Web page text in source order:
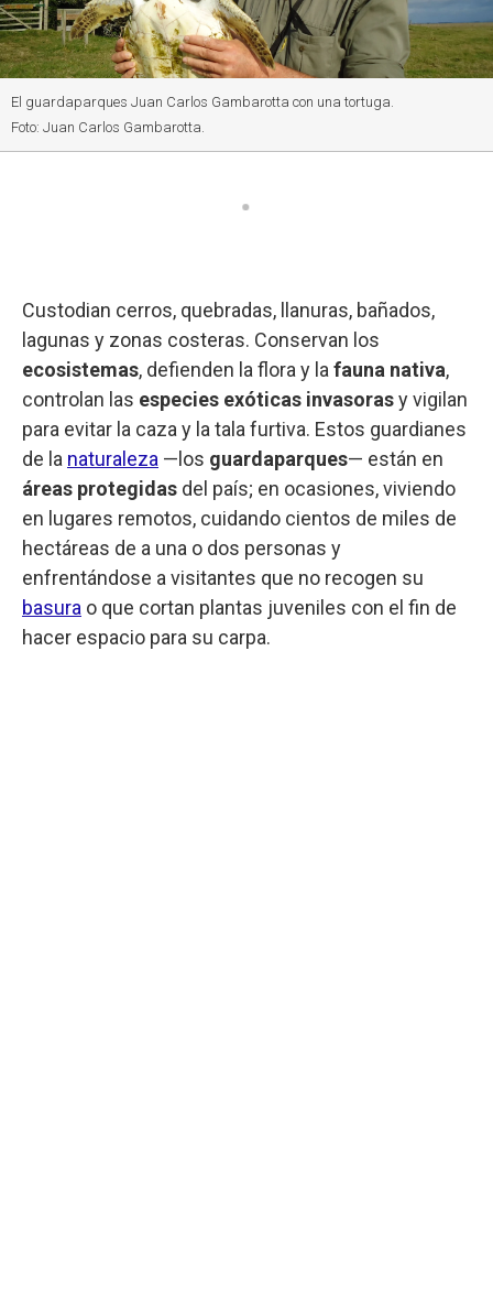
El guardaparques Juan Carlos Gambarotta con una tortuga.
Foto: Juan Carlos Gambarotta.
Custodian cerros, quebradas, llanuras, bañados,
lagunas y zonas costeras. Conservan los
ecosistemas, defienden la flora y la fauna nativa,
controlan las especies exóticas invasorasy vigilan
para evitar la caza y la tala furtiva. Estos guardianes
de la naturaleza —los guardaparques— están en
áreas protegidas del país; en ocasiones, viviendo
en lugares remotos, cuidando cientos de miles de
hectáreas de a una o dos personas y
enfrentándose a visitantes que no recogen su
basura o que cortan plantas juveniles con el fin de
hacer espacio para su carpa.